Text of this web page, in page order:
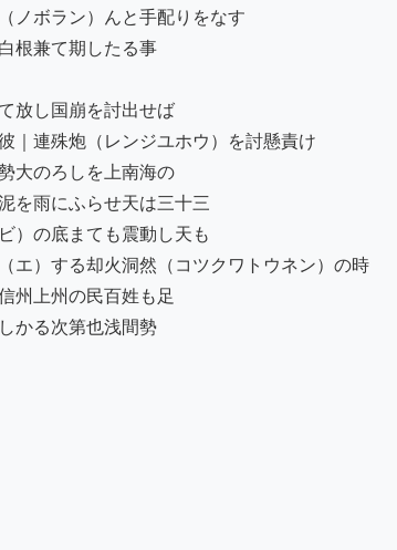
ノボラン）んと手配りをなす
根兼て期したる事
放し国崩を討出せば
｜連殊炮（レンジユホウ）を討懸責け
大のろしを上南海の
を雨にふらせ天は三十三
）の底まても震動し天も
エ）する却火洞然（コツクワトウネン）の時
州上州の民百姓も足
かる次第也浅間勢